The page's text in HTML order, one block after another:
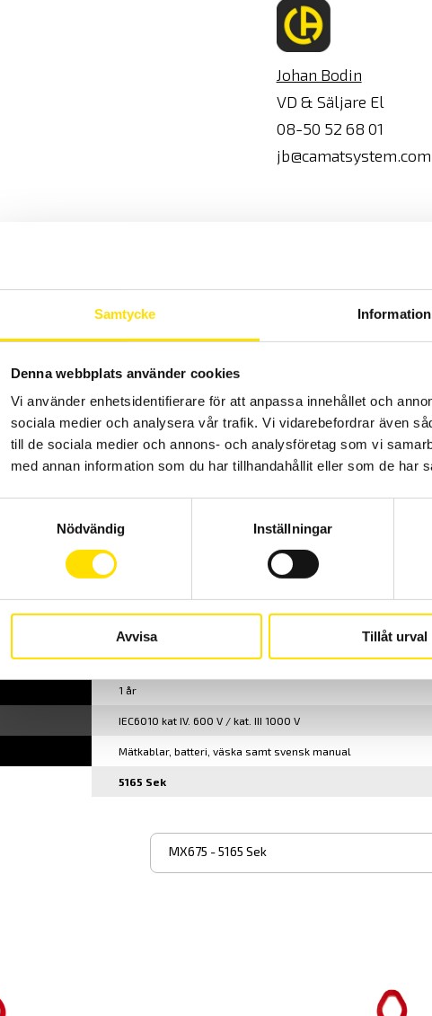
Samtycke Information
Denna webbplats använder cookies
Vi använder enhetsidentifierare för att anpassa innehållet och
sociala medier och analysera vår trafik. Vi vidarebefordrar även
till de sociala medier och annons- och analysföretag som vi
med annan information som du har tillhandahållit eller som de har
Nödvändig
Inställningar
Avvisa Tillåt urval
Johan Bodin
VD & Säljare El
08-50 52 68 01
jb@camatsystem.com
50mA...1000 A AC / 100 mA...1400 A DC
DC...3 kHz
10 000-siffrors digital display för 2 mätvärden
500 mV...1000 V AC/200 mV...1400 V DC
Summer/PEAK/HOLD/MIN/MAX-funktion
Typ K
IP30
1 år
IEC6010 kat IV. 600 V / kat. III 1000 V
Mätkablar, batteri, väska samt svensk manual
5165 Sek
MX675 - 5165 Sek